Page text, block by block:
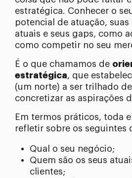
estratégica. Conhecer o
potencial de atuação,
atuais e seus gaps, como
como competir no seu
É o que chamamos de
estratégica, que
(um norte) a ser trilhado
concretizar as aspirações
Em termos práticos, toda
refletir sobre os seguintes
Qual o seu negócio;
Quem são os seus
clientes;